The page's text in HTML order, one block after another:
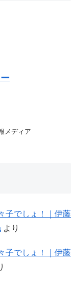
メディア
子でしょ！｜伊藤
より
子でしょ！｜伊藤